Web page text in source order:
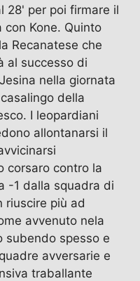
28' per poi firmare il
con Kone. Quinto
Recanatese che
al successo di
nella giornata
della
I leopardiani
allontanarsi il
corsaro contro la
-1 dalla squadra di
riuscire più ad
avvenuto nela
subendo spesso e
avversarie e
traballante